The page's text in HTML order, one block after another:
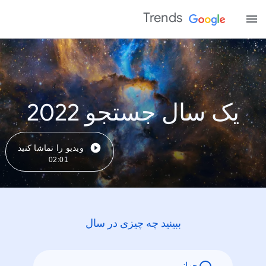
Trends
یک سال جستجو 2022
ویدیو را تماشا کنید
02:01
ببینید چه چیزی در سال